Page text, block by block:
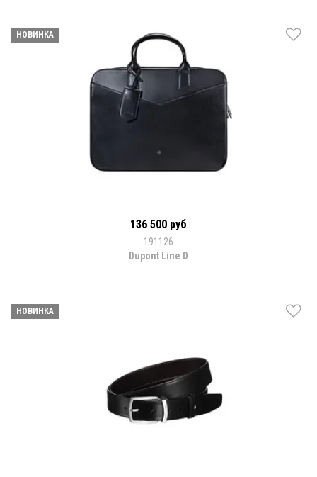
НОВИНКА
136 500 руб
191126
Dupont Line D
НОВИНКА